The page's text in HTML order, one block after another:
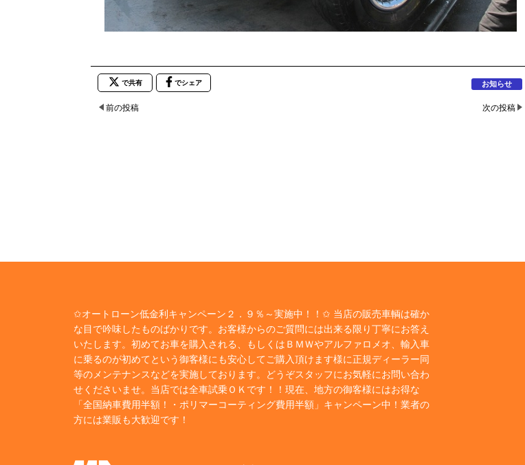
で共有 でシェア お知らせ
前の投稿 次の投稿
✩オートローン低金利キャンペーン２．９％～実施中！！✩ 当店の販売車輌は確か
な目で吟味したものばかりです。お客様からのご質問には出来る限り丁寧にお答え
いたします。初めてお車を購入される、もしくはＢＭＷやアルファロメオ、輸入車
に乗るのが初めてという御客様にも安心してご購入頂けます様に正規ディーラー同
等のメンテナンスなどを実施しております。どうぞスタッフにお気軽にお問い合わ
せくださいませ。当店では全車試乗ＯＫです！！現在、地方の御客様にはお得な
「全国納車費用半額！・ポリマーコーティング費用半額」キャンペーン中！業者の
方には業販も大歓迎です！